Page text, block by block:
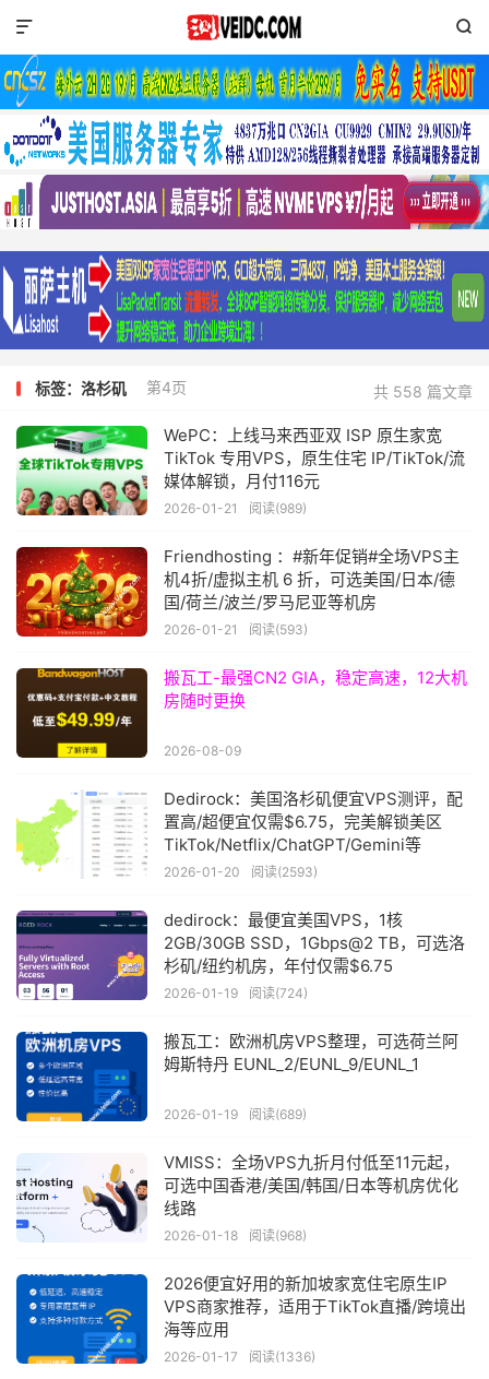


共 558 篇文章
标签：洛杉矶 第4页
WePC：上线马来西亚双 ISP 原生家宽
TikTok 专用VPS，原生住宅 IP/TikTok/流
媒体解锁，月付116元
2026-01-21 阅读(989)
Friendhosting ：#新年促销#全场VPS主
机4折/虚拟主机 6 折，可选美国/日本/德
国/荷兰/波兰/罗马尼亚等机房
2026-01-21 阅读(593)
搬瓦工-最强CN2 GIA，稳定高速，12大机
房随时更换
2026-08-09
Dedirock：美国洛杉矶便宜VPS测评，配
置高/超便宜仅需$6.75，完美解锁美区
TikTok/Netflix/ChatGPT/Gemini等
2026-01-20 阅读(2593)
dedirock：最便宜美国VPS，1核
2GB/30GB SSD，1Gbps@2 TB，可选洛
杉矶/纽约机房，年付仅需$6.75
2026-01-19 阅读(724)
搬瓦工：欧洲机房VPS整理，可选荷兰阿
姆斯特丹 EUNL_2/EUNL_9/EUNL_1
2026-01-19 阅读(689)
VMISS：全场VPS九折月付低至11元起，
可选中国香港/美国/韩国/日本等机房优化
线路
2026-01-18 阅读(968)
2026便宜好用的新加坡家宽住宅原生IP
VPS商家推荐，适用于TikTok直播/跨境出
海等应用
2026-01-17 阅读(1336)